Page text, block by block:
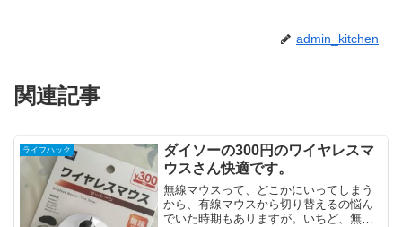
admin_kitchen
関連記事
ライフハック
ダイソーの300円のワイヤレスマ
ウスさん快適です。
無線マウスって、どこかにいってしまう
から、有線マウスから切り替えるの悩ん
でいた時期もありますが。いちど、無線